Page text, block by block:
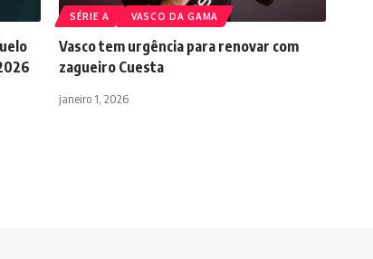
SÉRIE A VASCO DA GAMA
Vasco tem urgência para renovar com
zagueiro Cuesta
janeiro 1, 2026